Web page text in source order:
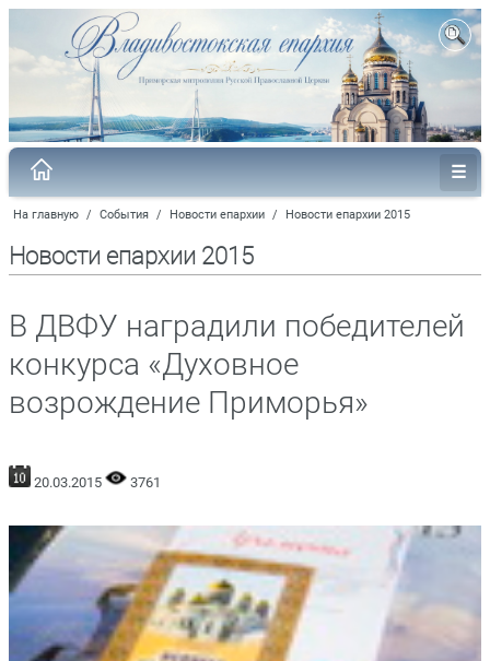
На главную / События / Новости епархии / Новости епархии 2015
Новости епархии 2015
В ДВФУ наградили победителей
конкурса «Духовное
возрождение Приморья»
20.03.2015 3761